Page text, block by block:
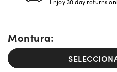
Enjoy 30 day returns
Montura: